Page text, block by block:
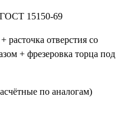
15150-69
расточка отверстия со
+ фрезеровка торца под
по аналогам)